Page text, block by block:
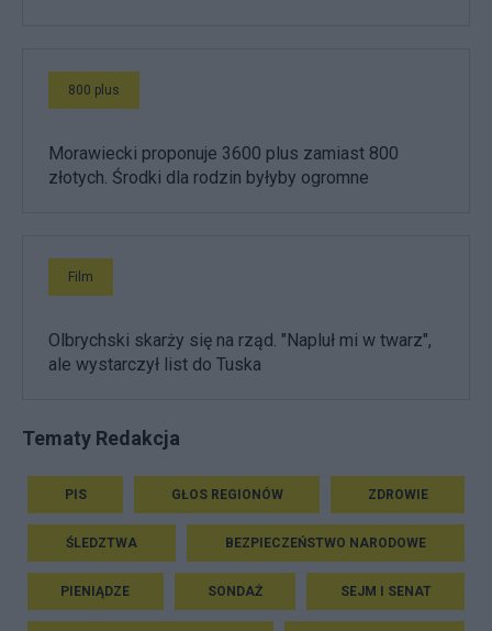
800 plus
Morawiecki proponuje 3600 plus zamiast 800
złotych. Środki dla rodzin byłyby ogromne
Film
Olbrychski skarży się na rząd. "Napluł mi w twarz",
ale wystarczył list do Tuska
Tematy Redakcja
PIS GŁOS REGIONÓW ZDROWIE
ŚLEDZTWA BEZPIECZEŃSTWO NARODOWE
PIENIĄDZE SONDAŻ SEJM I SENAT